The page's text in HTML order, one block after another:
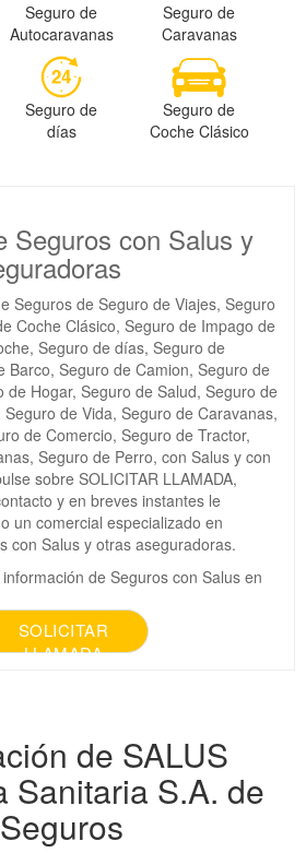
Seguro de
Autocaravanas
Seguro de
Caravanas
Seguro de
días
Seguro de
Coche Clásico
Seguros con Salus y
Seguros de Seguro de Viajes, Seguro
Coche Clásico, Seguro de Impago de
Seguro de días, Seguro de
Barco, Seguro de Camion, Seguro de
de Hogar, Seguro de Salud, Seguro de
de Vida, Seguro de Caravanas,
de Comercio, Seguro de Tractor,
Seguro de Perro, con Salus y con
sobre SOLICITAR LLAMADA,
y en breves instantes le
un comercial especializado en
con Salus y otras aseguradoras.
de Seguros con Salus en
SOLICITAR
LLAMADA
de SALUS
Sanitaria S.A. de
Seguros